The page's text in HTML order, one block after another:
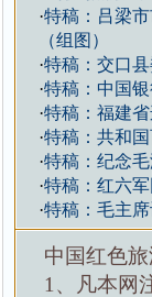
·特稿：吕梁
（组图）
·特稿：交口
·特稿：中国
·特稿：福建
·特稿：共和
·特稿：纪念
·特稿：红六
·特稿：毛主
中国红色
1、凡本网